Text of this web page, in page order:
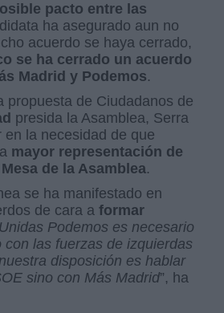
pacto entre las
ha asegurado aun no
acuerdo se haya cerrado,
se ha cerrado un acuerdo
Madrid y Podemos.
propuesta de Ciudadanos de
presida la Asamblea, Serra
en la necesidad de que
mayor representación de
de la Asamblea.
se ha manifestado en
de cara aformar
Podemos es necesario
con las fuerzas de izquierdas
disposición es hablar
sino con Más Madrid”, ha